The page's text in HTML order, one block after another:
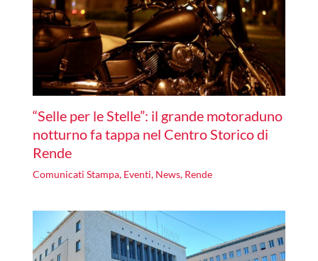
“Selle per le Stelle”: il grande motoraduno
notturno fa tappa nel Centro Storico di
Rende
Comunicati Stampa, Eventi, News, Rende